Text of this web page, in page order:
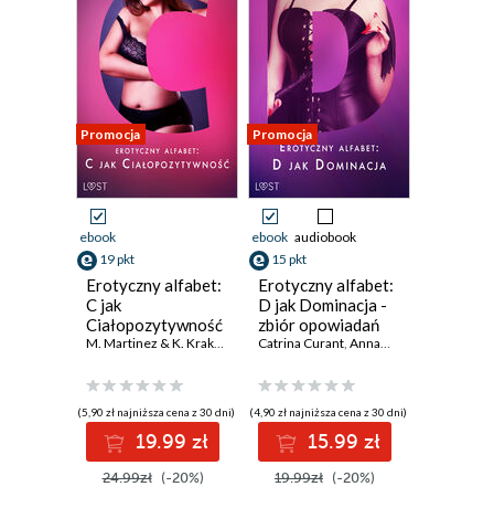
Promocja
ebook
19 pkt
Erotyczny alfabet:
C jak
Ciałopozytywność
zbiór opowiadań M. Martinez & K. Krakowiak Ruth Ross,Catrina Curant
(5,90 zł najniższa cena z 30 dni)
19.99 zł
24.99zł (-20%)
Promocja
ebook audiobook
15 pkt
Erotyczny alfabet:
D jak Dominacja -
zbiór opowiadań
Catrina Curant, Annah Viki M.
(4,90 zł najniższa cena z 30 dni)
15.99 zł
19.99zł (-20%)